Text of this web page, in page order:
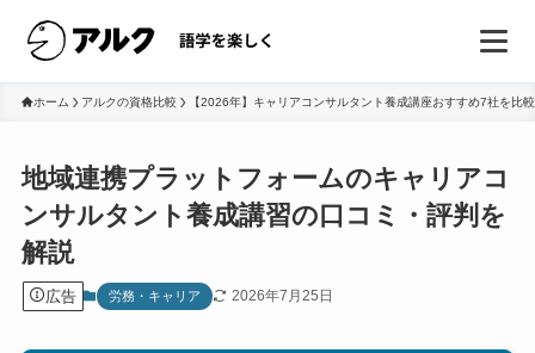
ホーム アルクの資格比較 【2026年】キャリアコンサルタント養成講座おすすめ7社を比
地域連携プラットフォームのキャリアコ
ンサルタント養成講習の口コミ・評判を
解説
広告 労務・キャリア 2026年7月25日